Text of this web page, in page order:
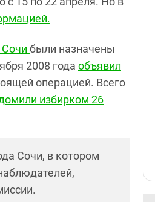
были назначены
2008 года объявил
операцией. Всего
избирком 26
Сочи, в котором